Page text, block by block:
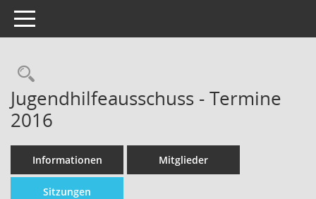
Toggle navigation
Jugendhilfeausschuss - Termine
2016
Informationen Mitglieder
Sitzungen